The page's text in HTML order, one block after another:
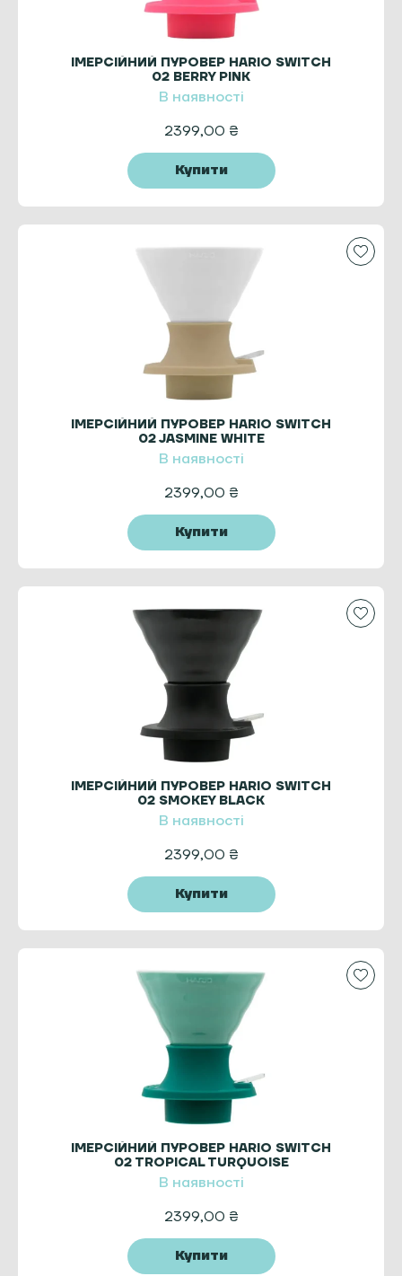
ІМЕРСІЙНИЙ ПУРОВЕР HARIO SWITCH
02 BERRY PINK
В наявності
2399,00 ₴
Купити
ІМЕРСІЙНИЙ ПУРОВЕР HARIO SWITCH
02 JASMINE WHITE
В наявності
2399,00 ₴
Купити
ІМЕРСІЙНИЙ ПУРОВЕР HARIO SWITCH
02 SMOKEY BLACK
В наявності
2399,00 ₴
Купити
ІМЕРСІЙНИЙ ПУРОВЕР HARIO SWITCH
02 TROPICAL TURQUOISE
В наявності
2399,00 ₴
Купити